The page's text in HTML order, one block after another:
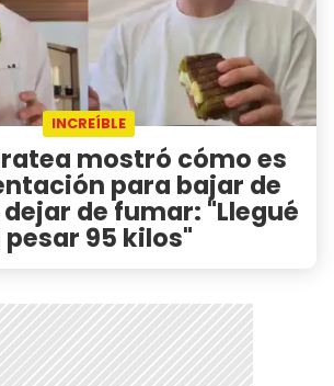
INCREÍBLE
mostró cómo es
para bajar de
de fumar: "Llegué
pesar 95 kilos"